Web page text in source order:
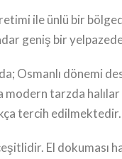
ile ünlü bir
geniş bir
Osmanlı dönemi
modern tarzda
tercih edilmektedir.
El dokuması